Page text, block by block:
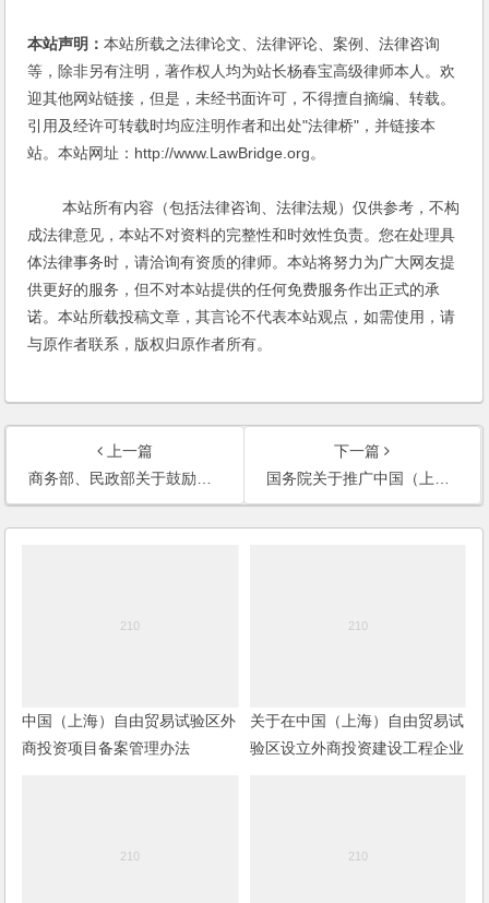
本站声明：本站所载之法律论文、法律评论、案例、法律咨询
等，除非另有注明，著作权人均为站长杨春宝高级律师本人。欢
迎其他网站链接，但是，未经书面许可，不得擅自摘编、转载。
引用及经许可转载时均应注明作者和出处"法律桥"，并链接本
站。本站网址：http://www.LawBridge.org。
本站所有内容（包括法律咨询、法律法规）仅供参考，不构
成法律意见，本站不对资料的完整性和时效性负责。您在处理具
体法律事务时，请洽询有资质的律师。本站将努力为广大网友提
供更好的服务，但不对本站提供的任何免费服务作出正式的承
诺。本站所载投稿文章，其言论不代表本站观点，如需使用，请
与原作者联系，版权归原作者所有。
上一篇
商务部、民政部关于鼓励外国投资者在华设立营利性养老机构从事养老服务的公告
下一篇
国务院关于推广中国（上海）自由贸易试验区可复制改革试点经验的通知
中国（上海）自由贸易试验区外
商投资项目备案管理办法
关于在中国（上海）自由贸易试
验区设立外商投资建设工程企业